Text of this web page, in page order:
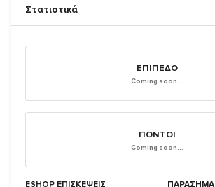
Στατιστικά
ΕΠΊΠΕΔΟ
Coming soon...
ΠΌΝΤΟΙ
Coming soon...
ESHOP ΕΠΙΣΚΈΨΕΙΣ ΠΑΡΑΣΗΜΑ